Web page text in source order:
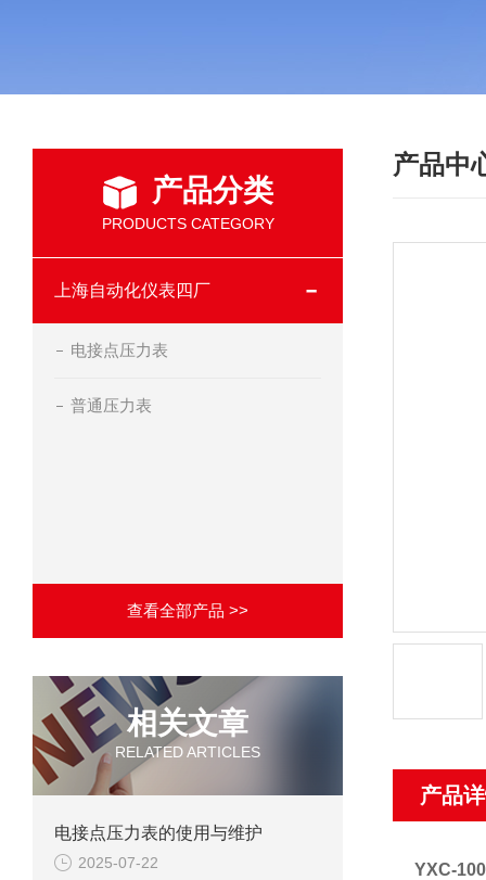
产品分类
PRODUCTS CATEGORY
上海自动化仪表四厂
电接点压力表
普通压力表
查看全部产品 >>
相关文章
RELATED ARTICLES
电接点压力表的使用与维护
2025-07-22
产品中
产品
YXC-